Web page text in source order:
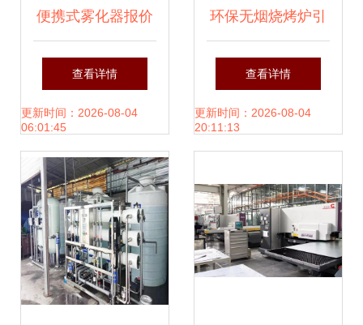
便携式雾化器报价
与厂家选购指南 家
用视听销售可联手
推动增长
查看详情
更新时间：2026-08-04
06:01:45
环保无烟烧烤炉引
领广州商用厨房新
变革
查看详情
更新时间：2026-08-04
20:11:13